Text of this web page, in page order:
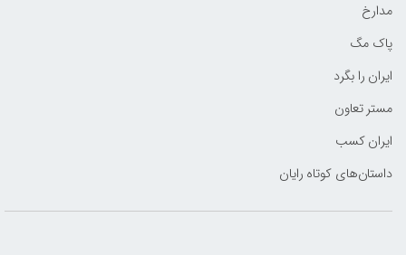
مدارخ
پاک مگ
ایران را بگرد
مستر تعاون
ایران کسب
داستان‌های کوتاه رایان